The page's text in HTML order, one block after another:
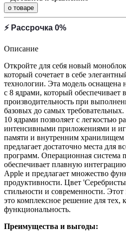
о товаре
⚡ Рассрочка 0%
Описание
Откройте для себя новый
который сочетает в себе
технологии. Эта модель
с 8 ядрами, который обеспечивает
производительность при
базовых до самых
10 ядрами позволяет с легкостью
интенсивными приложениями и
памяти и внутренним хранилищем
предлагает достаточно места для
программ. Операционная система
обеспечивает плавную
Apple и предлагает множество
продуктивности. Цвет
стильности и современности.
это комплексное решение для тех,
функциональность.
Преимущества и выгоды: